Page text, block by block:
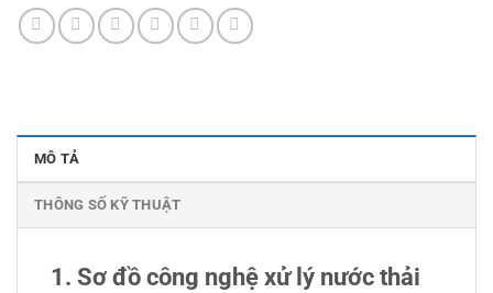
MÔ TẢ
THÔNG SỐ KỸ THUẬT
1. Sơ đồ công nghệ xử lý nước thải